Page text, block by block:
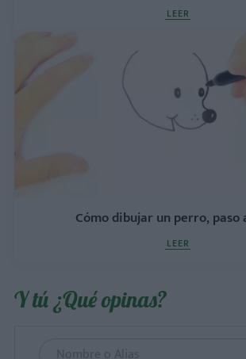
LEER
Cómo dibujar un perro, paso
LEER
Y tú ¿Qué opinas?